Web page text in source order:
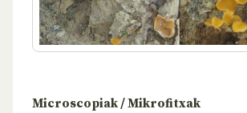
Microscopiak / Mikrofitxak